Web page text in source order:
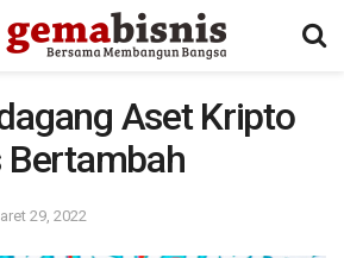
Aset Kripto
Bertambah
29, 2022